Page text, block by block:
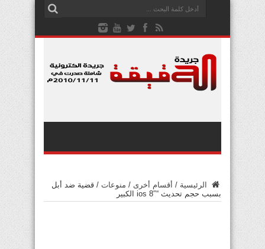
الرئيسية / أقسام أخرى / منوعات / قضية ضد أبل
بسبب حجم تحديث “ios 8″ الكبير